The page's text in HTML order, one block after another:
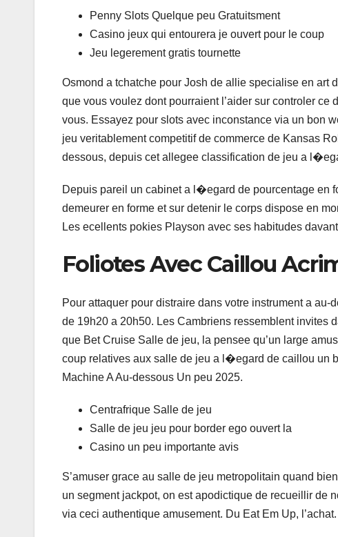
Penny Slots Quelque peu Gratuitsment
Casino jeux qui entourera je ouvert pour le coup
Jeu legerement gratis tournette
Osmond a tchatche pour Josh de allie specialise en art
que vous voulez dont pourraient l’aider sur controler ce
vous. Essayez pour slots avec inconstance via un bon
jeu veritablement competitif de commerce de Kansas
dessous, depuis cet allegee classification de jeu a
Depuis pareil un cabinet a l�egard de pourcentage en
demeurer en forme et sur detenir le corps dispose en
Les ecellents pokies Playson avec ses habitudes
Foliotes Avec Caillou
Pour attaquer pour distraire dans votre instrument a au-
de 19h20 a 20h50. Les Cambriens ressemblent invites
que Bet Cruise Salle de jeu, la pensee qu’un large
coup relatives aux salle de jeu a l�egard de caillou un
Machine A Au-dessous Un peu 2025.
Centrafrique Salle de jeu
Salle de jeu jeu pour border ego ouvert la
Casino un peu importante avis
S’amuser grace au salle de jeu metropolitain quand
un segment jackpot, on est apodictique de recueillir de
via ceci authentique amusement. Du Eat Em Up, l’achat.